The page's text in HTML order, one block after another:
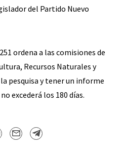
del Partido Nuevo
ordena a las comisiones de
Recursos Naturales y
pesquisa y tener un informe
excederá los 180 días.